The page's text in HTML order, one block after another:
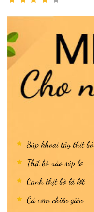
Súp khoai tây thịt bò
Thịt bò xào súp lơ
Canh thịt bò lá lốt
Cá cơm chiên giòn